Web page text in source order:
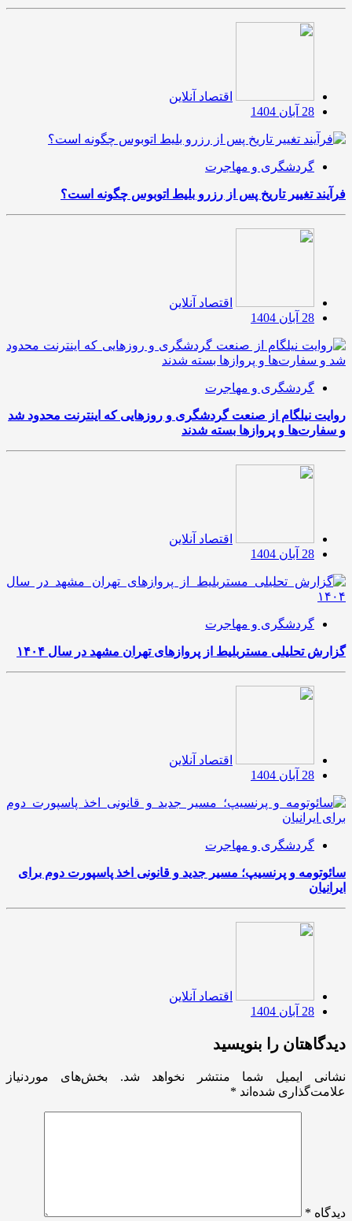
اقتصاد آنلاین
28 آبان 1404
گردشگری و مهاجرت
فرآیند تغییر تاریخ پس از رزرو بلیط اتوبوس چگونه است؟
اقتصاد آنلاین
28 آبان 1404
گردشگری و مهاجرت
روایت نیلگام از صنعت گردشگری و روزهایی که اینترنت محدود شد
و سفارت‌ها و پروازها بسته شدند
اقتصاد آنلاین
28 آبان 1404
گردشگری و مهاجرت
گزارش تحلیلی مستربلیط از پروازهای تهران مشهد در سال ۱۴۰۴
اقتصاد آنلاین
28 آبان 1404
گردشگری و مهاجرت
سائوتومه و پرنسیپ؛ مسیر جدید و قانونی اخذ پاسپورت دوم برای
ایرانیان
اقتصاد آنلاین
28 آبان 1404
دیدگاهتان را بنویسید
نشانی ایمیل شما منتشر نخواهد شد.
بخش‌های موردنیاز
علامت‌گذاری شده‌اند *
دیدگاه *